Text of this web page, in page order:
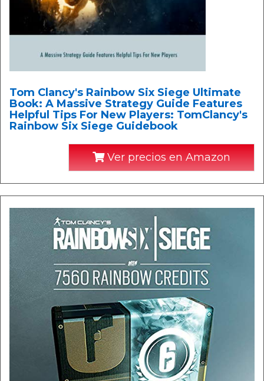
Tom Clancy's Rainbow Six Siege Ultimate
Book: A Massive Strategy Guide Features
Helpful Tips For New Players: TomClancy's
Rainbow Six Siege Guidebook
Ver precios en Amazon